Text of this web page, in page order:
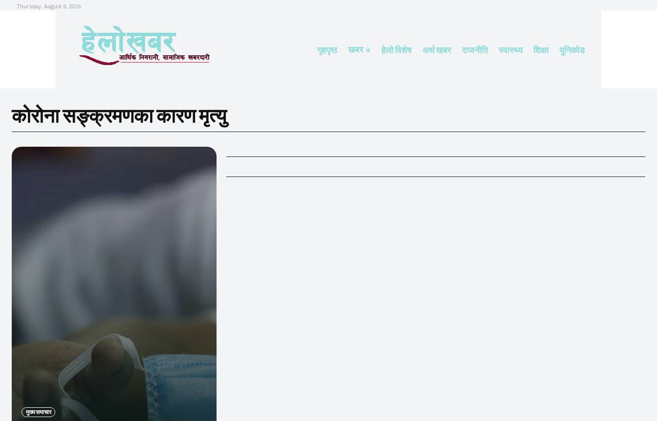
Thursday, August 6, 2026
गृहपृष्ठ खबर हेलाे विशेष अर्थ खबर राजनीति स्वास्थ्य शिक्षा युनिकोड
कोरोना सङ्क्रमणका कारण मृत्यु
मुख्य समाचार